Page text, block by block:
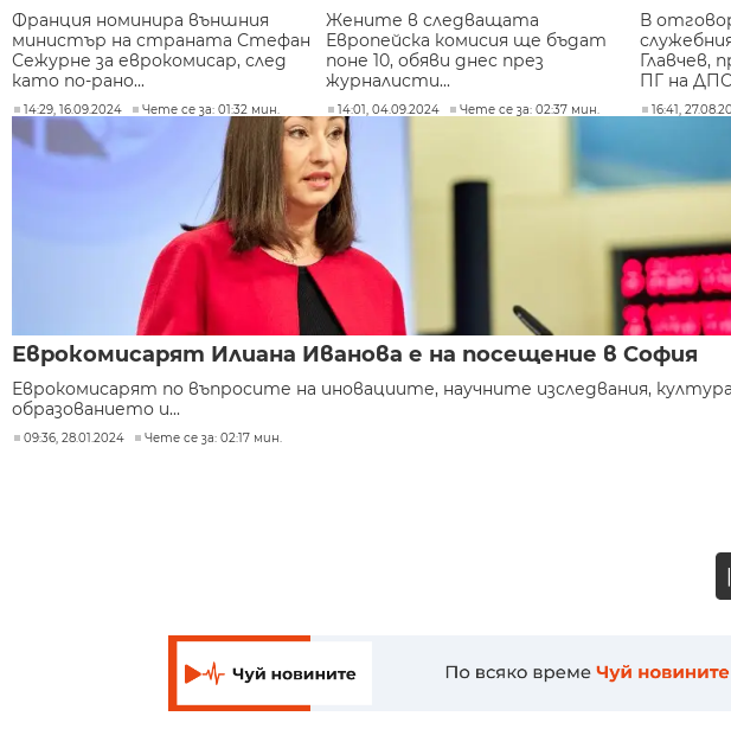
Франция номинира външния
министър на страната Стефан
Сежурне за еврокомисар, след
като по-рано...
14:29, 16.09.2024 Чете се за: 01:32 мин.
Жените в следващата
Европейска комисия ще бъдат
поне 10, обяви днес през
журналисти...
14:01, 04.09.2024 Чете се за: 02:37 мин.
В
Главчев,
ПГ на
16:41,
Еврокомисарят Илиана Иванова е на посещение в София
Еврокомисарят по въпросите на иновациите, научните изследвания,
образованието и...
09:36, 28.01.2024 Чете се за: 02:17 мин.